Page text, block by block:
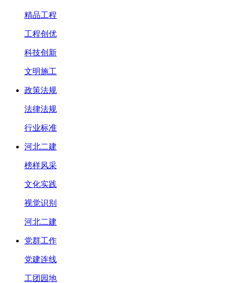
精品工程
工程创优
科技创新
文明施工
政策法规
法律法规
行业标准
河北二建
榜样风采
文化实践
视觉识别
河北二建
党群工作
党建连线
工团园地